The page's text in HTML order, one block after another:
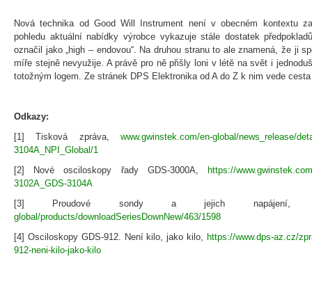
Nová technika od Good Will Instrument není v obecném kontextu
pohledu aktuální nabídky výrobce vykazuje stále dostatek
označil jako „high – endovou“. Na druhou stranu to ale znamená, že ji
míře stejně nevyužije. A právě pro ně přišly loni v létě na svět i
totožným logem. Ze stránek DPS Elektronika od A do Z k nim vede
Odkazy:
[1] Tisková zpráva, www.gwinstek.com/en-global/news_release/
3104A_NPI_Global/1
[2] Nové osciloskopy řady GDS-3000A,
https://
3102A_GDS-3104A
[3] Proudové sondy a jejich
global/products/downloadSeriesDownNew/463/1598
[4] Osciloskopy GDS-912. Není kilo, jako kilo, https://www.dps-az.cz/
912-neni-kilo-jako-kilo